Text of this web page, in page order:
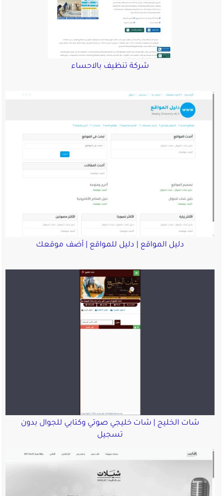
شركة تنظيف بالاحساء
دليل المواقع | دليل للمواقع | أضف موقعك
شات الخليج | شات خليجي صوتي وكتابي للجوال بدون
تسجيل